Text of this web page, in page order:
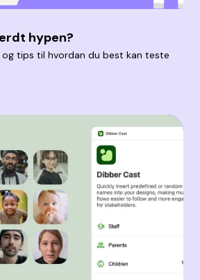
hypen?
og tips til hvordan du best kan teste